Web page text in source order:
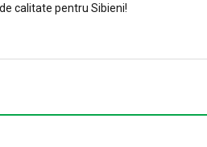
calitate pentru Sibieni!